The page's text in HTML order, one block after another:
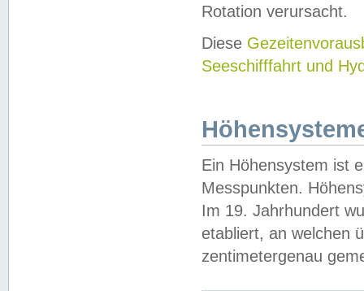
Rotation verursacht.
Diese
Seeschifffahrt und
Ein Höhensystem ist
Messpunkten.
Im 19. Jahrhundert
etabliert, an welchen
zentimetergenau